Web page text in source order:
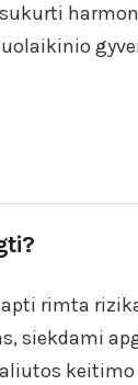
rimta
siekdami
keitimo